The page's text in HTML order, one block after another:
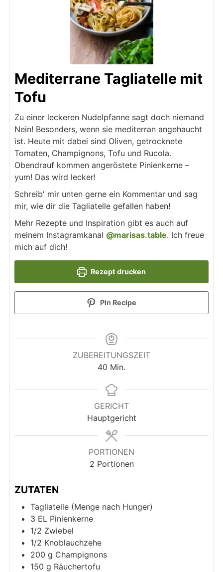
Mediterrane Tagliatelle mit
Tofu
Zu einer leckeren Nudelpfanne sagt doch niemand
Nein! Besonders, wenn sie mediterran angehaucht
ist. Heute mit dabei sind Oliven, getrocknete
Tomaten, Champignons, Tofu und Rucola.
Obendrauf kommen angeröstete Pinienkerne –
yum! Das wird lecker!
Schreib' mir unten gerne ein Kommentar und sag
mir, wie dir die Tagliatelle gefallen haben!
Mehr Rezepte und Inspiration gibt es auch auf
meinem Instagramkanal @marisas.table. Ich freue
mich auf dich!
Rezept drucken
Pin Recipe
ZUBEREITUNGSZEIT
40 Minuten
Min.
GERICHT
Hauptgericht
PORTIONEN
2 Portionen
ZUTATEN
Tagliatelle (Menge nach Hunger)
3 EL Pinienkerne
1/2 Zwiebel
1/2 Knoblauchzehe
200 g Champignons
150 g Räuchertofu